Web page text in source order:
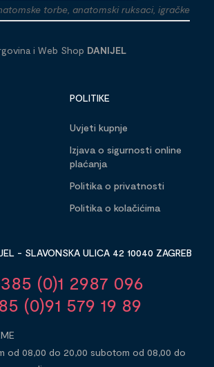
torbe, anatomski ruksaci, igračke
i Web Shop DANIJEL
POLITIKE
Uvjeti kupnje
Izjava o sigurnosti online
plaćanja
Politika o privatnosti
Politika o kolačićima
- SLAVONSKA ULICA 42 10040 ZAGREB
(0)1 2987 096
(0)91 579 19 89
od 08,00 do 20,00 subotom od 08,00 do